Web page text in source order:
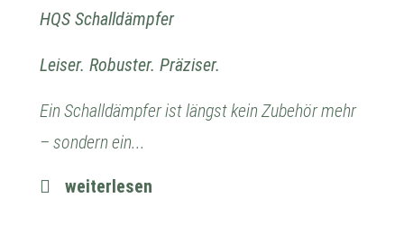
HQS Schalldämpfer
Leiser. Robuster. Präziser.
Ein Schalldämpfer ist längst kein Zubehör mehr
– sondern ein...
weiterlesen